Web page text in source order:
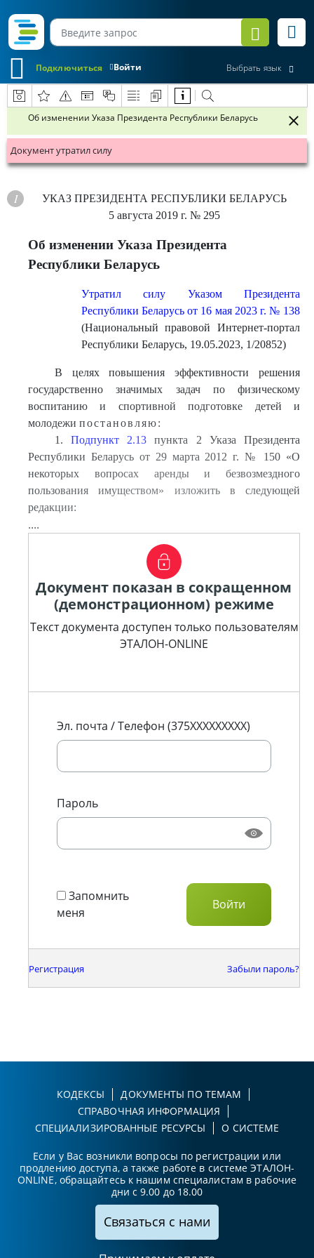
Войти
Подключиться Выбрать язык
Об изменении Указа Президента Республики Беларусь
Документ утратил силу
УКАЗ ПРЕЗИДЕНТА РЕСПУБЛИКИ БЕЛАРУСЬ
5 августа 2019 г. № 295
Об изменении Указа Президента
Республики Беларусь
Утратил силу Указом Президента
Республики Беларусь от 16 мая 2023 г. № 138
(Национальный правовой Интернет-портал
Республики Беларусь, 19.05.2023, 1/20852)
В целях повышения эффективности решения
государственно значимых задач по физическому
воспитанию и спортивной подготовке детей и
молодежи постановляю:
1. Подпункт 2.13 пункта 2 Указа Президента
Республики Беларусь от 29 марта 2012 г. № 150 «О
некоторых вопросах аренды и безвозмездного
пользования имуществом» изложить в следующей
редакции:
....
Документ показан в сокращенном
(демонстрационном) режиме
Текст документа доступен только пользователям
ЭТАЛОН-ONLINE
Эл. почта / Телефон (375XXXXXXXXX)
Пароль
Запомнить
меня
Регистрация Забыли пароль?
КОДЕКСЫ
ДОКУМЕНТЫ ПО ТЕМАМ
СПРАВОЧНАЯ ИНФОРМАЦИЯ
СПЕЦИАЛИЗИРОВАННЫЕ РЕСУРСЫ
О СИСТЕМЕ
Если у Вас возникли вопросы по регистрации или
продлению доступа, а также работе в системе ЭТАЛОН-
ONLINE, обращайтесь к нашим специалистам в рабочие
дни с 9.00 до 18.00
Связаться с нами